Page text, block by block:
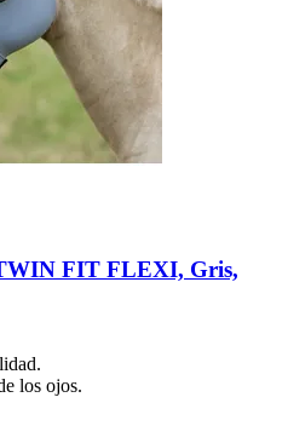
FIT FLEXI, Gris,
los ojos.